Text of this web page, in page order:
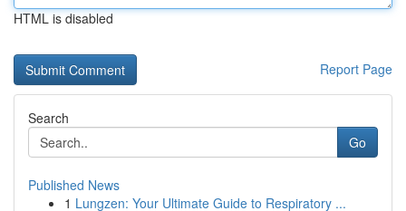
HTML is disabled
Report Page
Search
Go
Published News
1 Lungzen: Your Ultimate Guide to Respiratory ...